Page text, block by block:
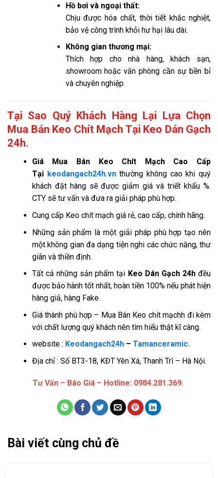
Hồ bơi và ngoại thất:
Chịu được hóa chất, thời tiết khắc nghiệt,
bảo vệ công trình khỏi hư hại lâu dài.
Không gian thương mại:
Thích hợp cho nhà hàng, khách sạn,
showroom hoặc văn phòng cần sự bền bỉ
và chuyên nghiệp.
Tại Sao Quý Khách Hàng Lại Lựa Chọn
Mua Bán Keo Chít Mạch Tại Keo Dán Gạch
24h.
GiáMua Bán Keo Chít Mạch Cao Cấp
Tại keodangach24h.vn thường không cao khi quý
khách đặt hàng sẽ được giảm giá và triết khấu %.
CTY sẽ tư vấn và đưa ra giải pháp phù hợp.
Cung cấp Keo chít mạch giá rẻ, cao cấp, chính hãng.
Những sản phẩm là một giải pháp phù hợp tạo nên
một không gian đa dạng tiện nghi các chức năng, thư
giãn và thiền định.
Tất cả những sản phẩm tại Keo Dán Gạch 24hđều
được bảo hành tốt nhất, hoàn tiền 100% nếu phát hiện
hàng giả, hàng Fake.
Giá thành phù hợp – Mua Bán Keo chít mạchh đi kèm
với chất lượng quý khách nên tìm hiểu thật kĩ càng.
website : Keodangach24h– Tamanceramic.
Địa chỉ : Số BT3-18, KĐT Yên Xá, Thanh Trì – Hà Nội.
Tư Vấn – Báo Giá – Hotline: 0984.281.369.
Bài viết cùng chủ đề